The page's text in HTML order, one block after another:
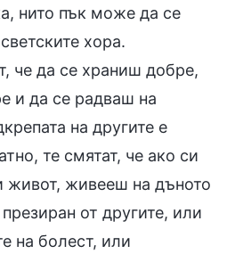
нито пък може да се
хора.
че да се храниш добре,
и да се радваш на
на другите е
те смятат, че ако си
живот, живееш на дъното
от другите, или
на болест, или